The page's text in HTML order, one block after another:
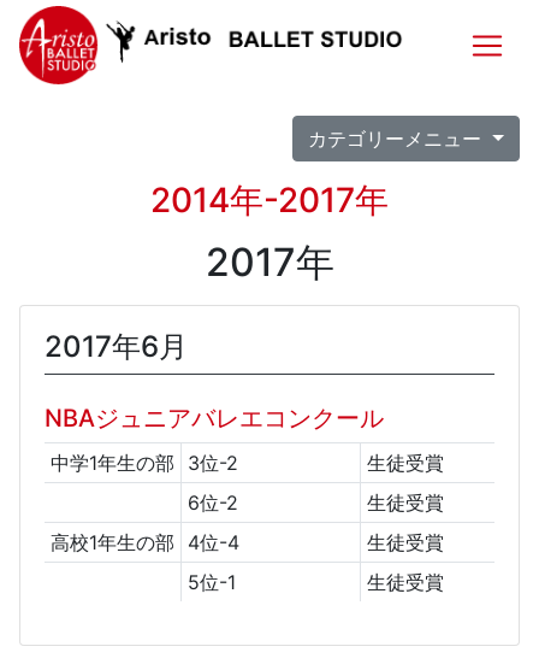
カテゴリーメニュー
2014年-2017年
2017年
2017年6月
NBAジュニアバレエコンクール
中学1年生の部 3位-2
生徒受賞
6位-2
生徒受賞
高校1年生の部
4位-4
生徒受賞
5位-1
生徒受賞